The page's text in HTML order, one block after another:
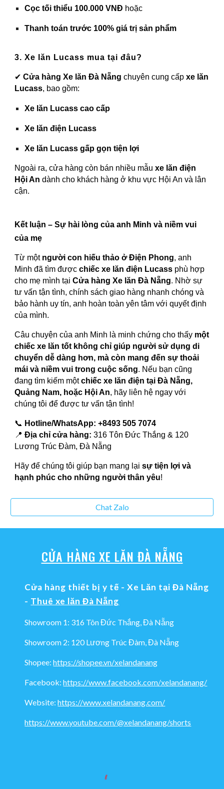
Cọc tối thiểu 100.000 VNĐ hoặc
Thanh toán trước 100% giá trị sản phẩm
3. Xe lăn Lucass mua tại đâu?
✔Cửa hàng Xe lăn Đà Nẵng chuyên cung cấpxe lăn
Lucass, bao gồm:
Xe lăn Lucass cao cấp
Xe lăn điện Lucass
Xe lăn Lucass gấp gọn tiện lợi
Ngoài ra, cửa hàng còn bán nhiều mẫuxe lăn điện
Hội An dành cho khách hàng ở khu vực Hội An và lân
cận.
Kết luận – Sự hài lòng của anh Minh và niềm vui
của mẹ
Từ một người con hiếu thảo ở Điện Phong, anh
Minh đã tìm đượcchiếc xe lăn điện Lucass phù hợp
cho mẹ mình tạiCửa hàng Xe lăn Đà Nẵng. Nhờ sự
tư vấn tận tình, chính sách giao hàng nhanh chóng và
bảo hành uy tín, anh hoàn toàn yên tâm với quyết định
của mình.
Câu chuyện của anh Minh là minh chứng cho thấy một
chiếc xe lăn tốt không chỉ giúp người sử dụng di
chuyển dễ dàng hơn, mà còn mang đến sự thoải
mái và niềm vui trong cuộc sống. Nếu bạn cũng
đang tìm kiếm mộtchiếc xe lăn điện tại Đà Nẵng,
Quảng Nam, hoặc Hội An, hãy liên hệ ngay với
chúng tôi để được tư vấn tận tình!
📞 Hotline/WhatsApp: +8493 505 7074
📍Địa chỉ cửa hàng: 316 Tôn Đức Thắng & 120
Lương Trúc Đàm, Đà Nẵng
Hãy để chúng tôi giúp bạn mang lạisự tiện lợi và
hạnh phúc cho những người thân yêu!
Chat Zalo
CỬA HÀNG XE LĂN ĐÀ NẴNG
Cửa hàng thiết bị y tế - Xe Lăn tại Đà Nẵng
- Thuê xe lăn Đà Nẵng
Showroom 1: 316 Tôn Đức Thắng, Đà Nẵng
Showroom 2: 120 Lương Trúc Đàm, Đà Nẵng
Shopee: https://shopee.vn/xelandanang
Facebook:https://www.facebook.com/xelandanang/
Website: https://www.xelandanang.com/
https://www.youtube.com/@xelandanang/shorts